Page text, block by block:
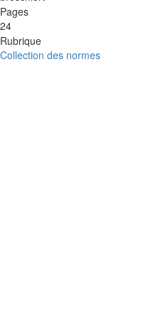
Pages
24
Rubrique
Collection des normes